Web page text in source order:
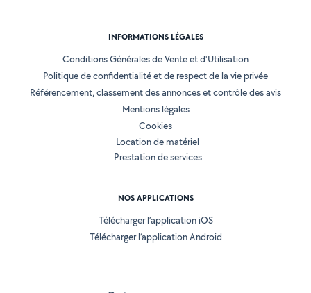
INFORMATIONS LÉGALES
Conditions Générales de Vente et d'Utilisation
Politique de confidentialité et de respect de la vie privée
Référencement, classement des annonces et contrôle des avis
Mentions légales
Cookies
Location de matériel
Prestation de services
NOS APPLICATIONS
Télécharger l’application iOS
Télécharger l’application Android